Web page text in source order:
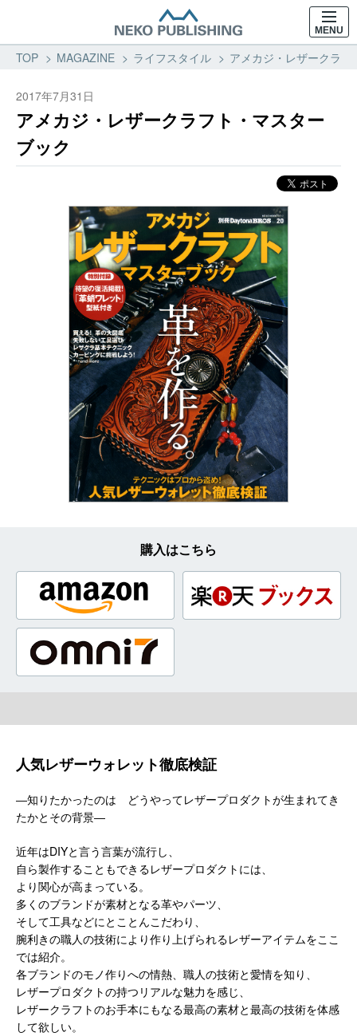
MENU
TOP MAGAZINE ライフスタイル アメカジ・レザークラ
2017年7月31日
アメカジ・レザークラフト・マスター
ブック
購入はこちら
人気レザーウォレット徹底検証
―知りたかったのは どうやってレザープロダクトが生まれてき
たかとその背景―
近年はDIYと言う言葉が流行し、
自ら製作することもできるレザープロダクトには、
より関心が高まっている。
多くのブランドが素材となる革やパーツ、
そして工具などにとことんこだわり、
腕利きの職人の技術により作り上げられるレザーアイテムをここ
では紹介。
各ブランドのモノ作りへの情熱、職人の技術と愛情を知り、
レザープロダクトの持つリアルな魅力を感じ、
レザークラフトのお手本にもなる最高の素材と最高の技術を体感
して欲しい。